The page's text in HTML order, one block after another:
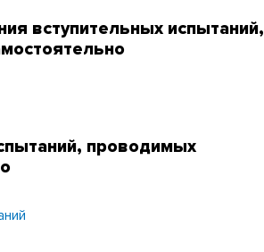
вступительных испытаний,
проводимых